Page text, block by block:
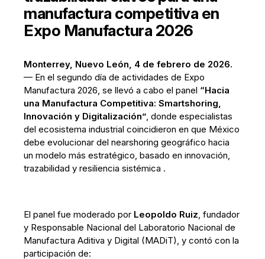
manufactura competitiva en
Expo Manufactura 2026
Monterrey, Nuevo León, 4 de febrero de 2026.
— En el segundo día de actividades de Expo
Manufactura 2026, se llevó a cabo el panel “Hacia
una Manufactura Competitiva: Smartshoring,
Innovación y Digitalización”, donde especialistas
del ecosistema industrial coincidieron en que México
debe evolucionar del nearshoring geográfico hacia
un modelo más estratégico, basado en innovación,
trazabilidad y resiliencia sistémica .
El panel fue moderado por Leopoldo Ruiz, fundador
y Responsable Nacional del Laboratorio Nacional de
Manufactura Aditiva y Digital (MADiT), y contó con la
participación de: